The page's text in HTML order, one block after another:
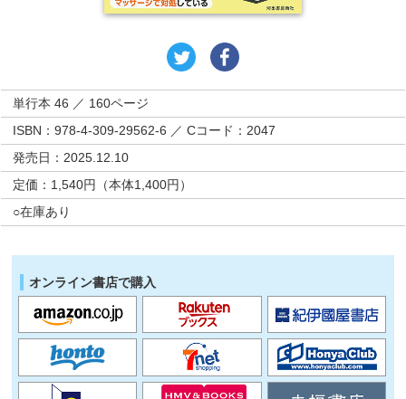
単行本 46 ／ 160ページ
ISBN：978-4-309-29562-6 ／ Cコード：2047
発売日：2025.12.10
定価：1,540円（本体1,400円）
○在庫あり
オンライン書店で購入